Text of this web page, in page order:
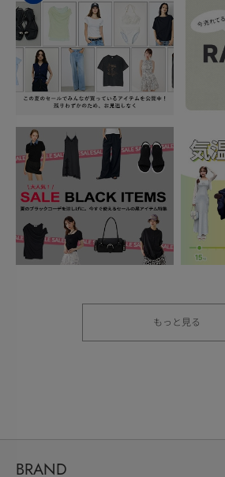
もっと見る
BRAND